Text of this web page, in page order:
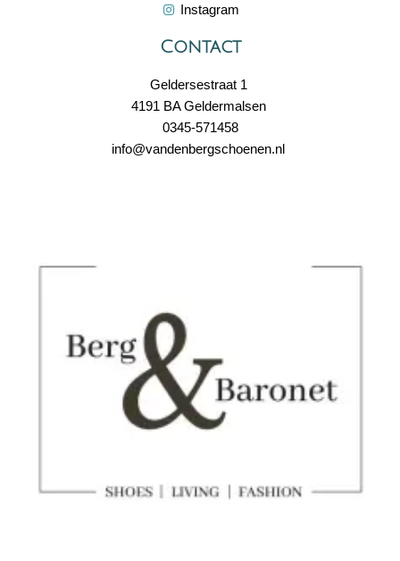
Instagram
Contact
Geldersestraat 1
4191 BA Geldermalsen
0345-571458
info@vandenbergschoenen.nl